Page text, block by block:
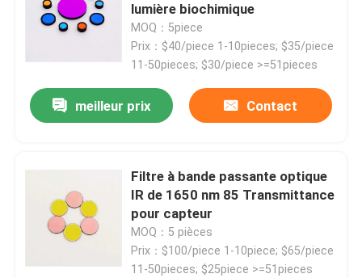
lumière biochimique
MOQ：5piece
Prix：$40/piece 1-10pieces; $35/piece
11-50pieces; $30/piece >=51pieces
meilleur prix Contact
Filtre à bande passante optique
IR de 1650 nm 85 Transmittance
pour capteur
MOQ：5 pièces
Prix：$100/piece 1-10piece; $65/piece
11-50pieces; $25piece >=51pieces